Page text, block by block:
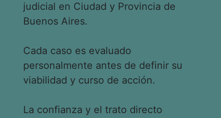
judicial en Ciudad y Provincia de
Buenos Aires.
Cada caso es evaluado
personalmente antes de definir su
viabilidad y curso de acción.
La confianza y el trato directo